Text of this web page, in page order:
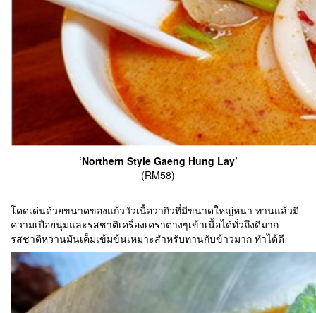
‘Northern Style Gaeng Hung Lay’
โดดเด่นด้วยขนาดของแก้ววัวเนื้อวากิวที่มีขนาดใหญ่หนา ทานแล้วมี
ความเปื่อยนุ่มและรสชาติเครื่องเคราต่างๆเข้าเนื้อได้ทั่วถึงดีมาก
รสชาติหวานมันเค็มเข้มข้นเหมาะสำหรับทานกับข้าวมาก ทำได้ดี